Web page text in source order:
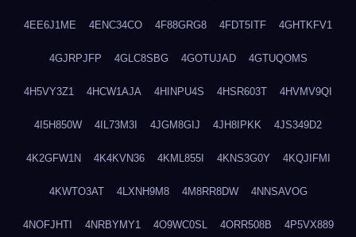
4EE6J1ME 4ENC34CO 4F88GRG8 4FDT5ITF 4GHTKFV1
4GJRPJFP 4GLC8SBG 4GOTUJAD 4GTUQOMS
4H5VY3Z1 4HCW1AJA 4HINPU4S 4HSR603T 4HVMV9QI
4I5H850W 4IL73M3I 4JGM8GIJ 4JH8IPKK 4JS349D2
4K2GFW1N 4K4KVN36 4KML855I 4KNS3G0Y 4KQJIFMI
4KWTO3AT 4LXNH9M8 4M8RR8DW 4NNSAVOG
4NOFJHTI 4NRBYMY1 4O9WC0SL 4ORR508B 4P5VX889